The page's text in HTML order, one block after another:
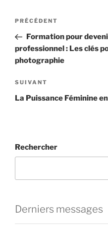
Navigation
l’article
Article
précédent
PRÉCÉDENT
Formation pour
professionnel : Les clés
photographie
Article
suivant
SUIVANT
La Puissance Féminine
Rechercher
Derniers messages